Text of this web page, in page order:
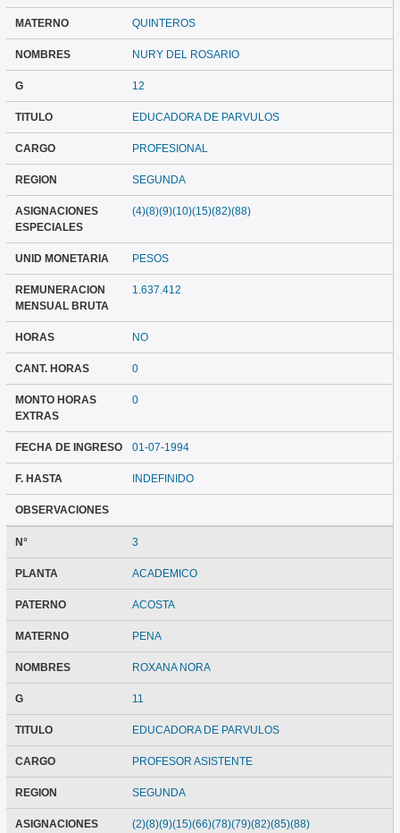
MATERNO QUINTEROS
NOMBRES NURY DEL ROSARIO
G 12
TITULO EDUCADORA DE PARVULOS
CARGO PROFESIONAL
REGION SEGUNDA
ASIGNACIONES
ESPECIALES
(4)(8)(9)(10)(15)(82)(88)
UNID MONETARIA PESOS
REMUNERACION
MENSUAL BRUTA
1.637.412
HORAS NO
CANT. HORAS 0
MONTO HORAS
EXTRAS
0
FECHA DE INGRESO 01-07-1994
F. HASTA INDEFINIDO
OBSERVACIONES
N° 3
PLANTA ACADEMICO
PATERNO ACOSTA
MATERNO PENA
NOMBRES ROXANA NORA
G 11
TITULO EDUCADORA DE PARVULOS
CARGO PROFESOR ASISTENTE
REGION SEGUNDA
ASIGNACIONES (2)(8)(9)(15)(66)(78)(79)(82)(85)(88)